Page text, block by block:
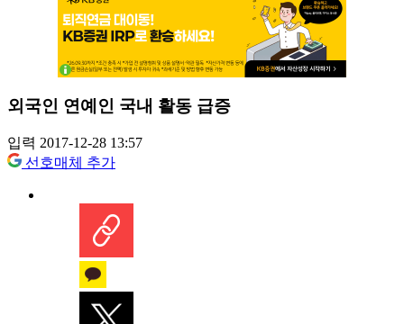
외국인 연예인 국내 활동 급증
입력 2017-12-28 13:57
선호매체 추가